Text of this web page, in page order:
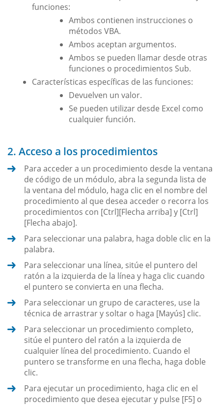
funciones:
Ambos contienen instrucciones o
métodos VBA.
Ambos aceptan argumentos.
Ambos se pueden llamar desde otras
funciones o procedimientos Sub.
Características específicas de las funciones:
Devuelven un valor.
Se pueden utilizar desde Excel como
cualquier función.
2. Acceso a los procedimientos
Para acceder a un procedimiento desde la ventana
de código de un módulo, abra la segunda lista de
la ventana del módulo, haga clic en el nombre del
procedimiento al que desea acceder o recorra los
procedimientos con [Ctrl][Flecha arriba] y [Ctrl]
[Flecha abajo].
Para seleccionar una palabra, haga doble clic en la
palabra.
Para seleccionar una línea, sitúe el puntero del
ratón a la izquierda de la línea y haga clic cuando
el puntero se convierta en una flecha.
Para seleccionar un grupo de caracteres, use la
técnica de arrastrar y soltar o haga [Mayús] clic.
Para seleccionar un procedimiento completo,
sitúe el puntero del ratón a la izquierda de
cualquier línea del procedimiento. Cuando el
puntero se transforme en una flecha, haga doble
clic.
Para ejecutar un procedimiento, haga clic en el
procedimiento que desea ejecutar y pulse [F5] o